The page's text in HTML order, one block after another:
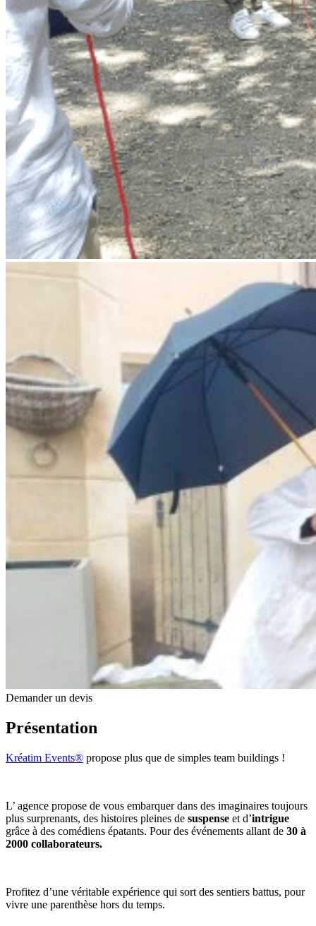
Demander un devis
Présentation
Kréatim Events® propose plus que de simples team buildings !
L’ agence propose de vous embarquer dans des imaginaires toujours
plus surprenants, des histoires pleines de suspense et d’intrigue
grâce à des comédiens épatants. Pour des événements allant de 30 à
2000 collaborateurs.
Profitez d’une véritable expérience qui sort des sentiers battus, pour
vivre une parenthèse hors du temps.